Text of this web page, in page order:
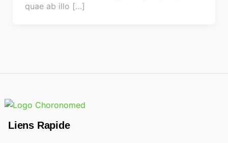
quae ab illo […]
Liens Rapide